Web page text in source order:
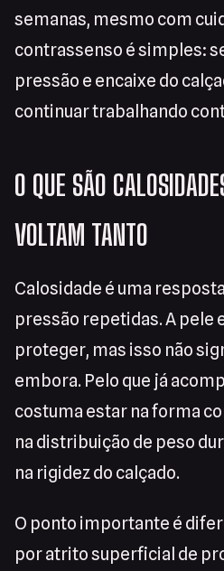
semanas, mesmo com
contrassenso é simples:
pressão e encaixe do
continuar trabalhando
O QUE SÃO
VOLTAM TANTO
Calosidade é uma
pressão repetidas. A pele
proteger, mas isso não
embora. Pelo que já
costuma estar na forma
na distribuição de peso
na rigidez do calçado.
O ponto importante é
por atrito superficial de